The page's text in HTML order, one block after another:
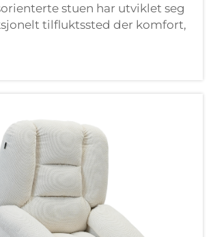
stuen har utviklet seg
tilfluktssted der komfort,
møtes for å oppfylle
livsstiler. I hjertet av
ligger den økende